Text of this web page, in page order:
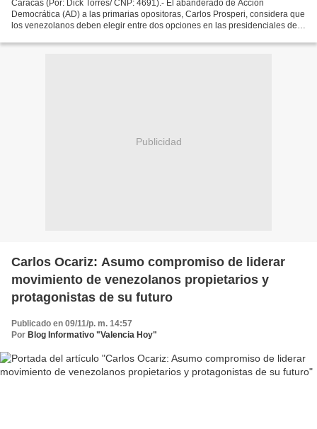
Caracas (Por: Dick Torres/ CNP: 4691).- El abanderado de Acción
Democrática (AD) a las primarias opositoras, Carlos Prosperi, considera que
los venezolanos deben elegir entre dos opciones en las presidenciales de
Publicidad
Carlos Ocariz: Asumo compromiso de liderar
movimiento de venezolanos propietarios y
protagonistas de su futuro
Publicado en 09/11/p. m. 14:57
Por Blog Informativo "Valencia Hoy"